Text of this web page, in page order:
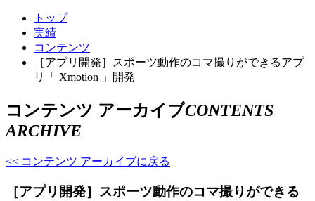
トップ
実績
コンテンツ
［アプリ開発］スポーツ動作のコマ撮りができるアプ
リ「 Xmotion 」開発
コンテンツ アーカイブCONTENTS
ARCHIVE
<< コンテンツ アーカイブに戻る
［アプリ開発］スポーツ動作のコマ撮りができる